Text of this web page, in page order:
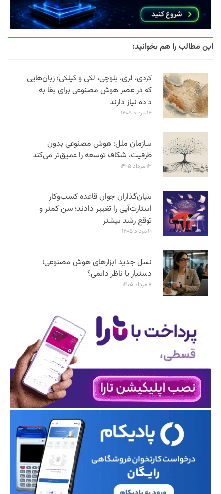
این مطالب را هم بخوانید:
کردی، لری، بلوچی، لکی و گیلکی؛ زبان‌هایی
که در عصر هوش مصنوعی برای بقا به
داده نیاز دارند
۱۴ مرداد ۱۴۰۵
سازمان ملل: هوش مصنوعی بدون
ظرفیت، شکاف توسعه را عمیق‌تر می‌کند
۱۳ مرداد ۱۴۰۵
بنیان‌گذاران جوان قاعده کسب‌وکار
استارت‌آپی را تغییر دادند؛ سن‌ کمتر و
توقع رشد بیشتر
۱۰ مرداد ۱۴۰۵
نسل جدید ابزارهای هوش مصنوعی؛
دستیار یا ناظر دائمی؟
۸ مرداد ۱۴۰۵